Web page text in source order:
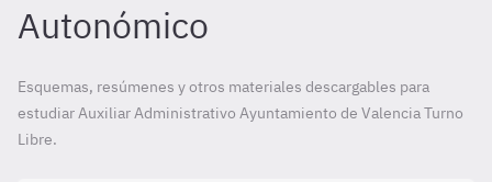
Autonómico
Esquemas, resúmenes y otros materiales descargables para
estudiar Auxiliar Administrativo Ayuntamiento de Valencia Turno
Libre.